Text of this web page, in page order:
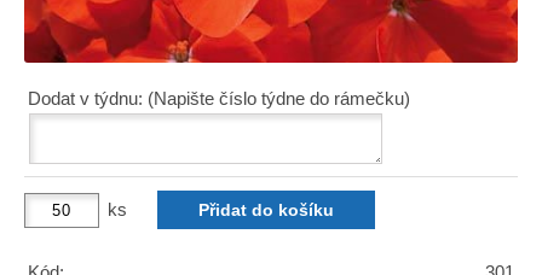
Dodat v týdnu: (Napište číslo týdne do rámečku)
ks